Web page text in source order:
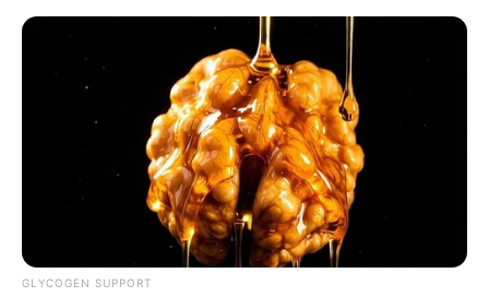
GLYCOGEN SUPPORT